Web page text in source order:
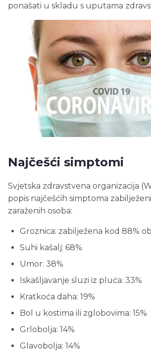
ponašati u skladu s uputama
Najčešći simptomi
Svjetska zdravstvena organizacija
popis najčešćih simptoma
zaraženih osoba:
Groznica: zabilježena kod 88%
Suhi kašalj: 68%
Umor: 38%
Iskašljavanje sluzi iz pluća: 33%
Kratkoća daha: 19%
Bol u kostima ili zglobovima: 15%
Grlobolja: 14%
Glavobolja: 14%